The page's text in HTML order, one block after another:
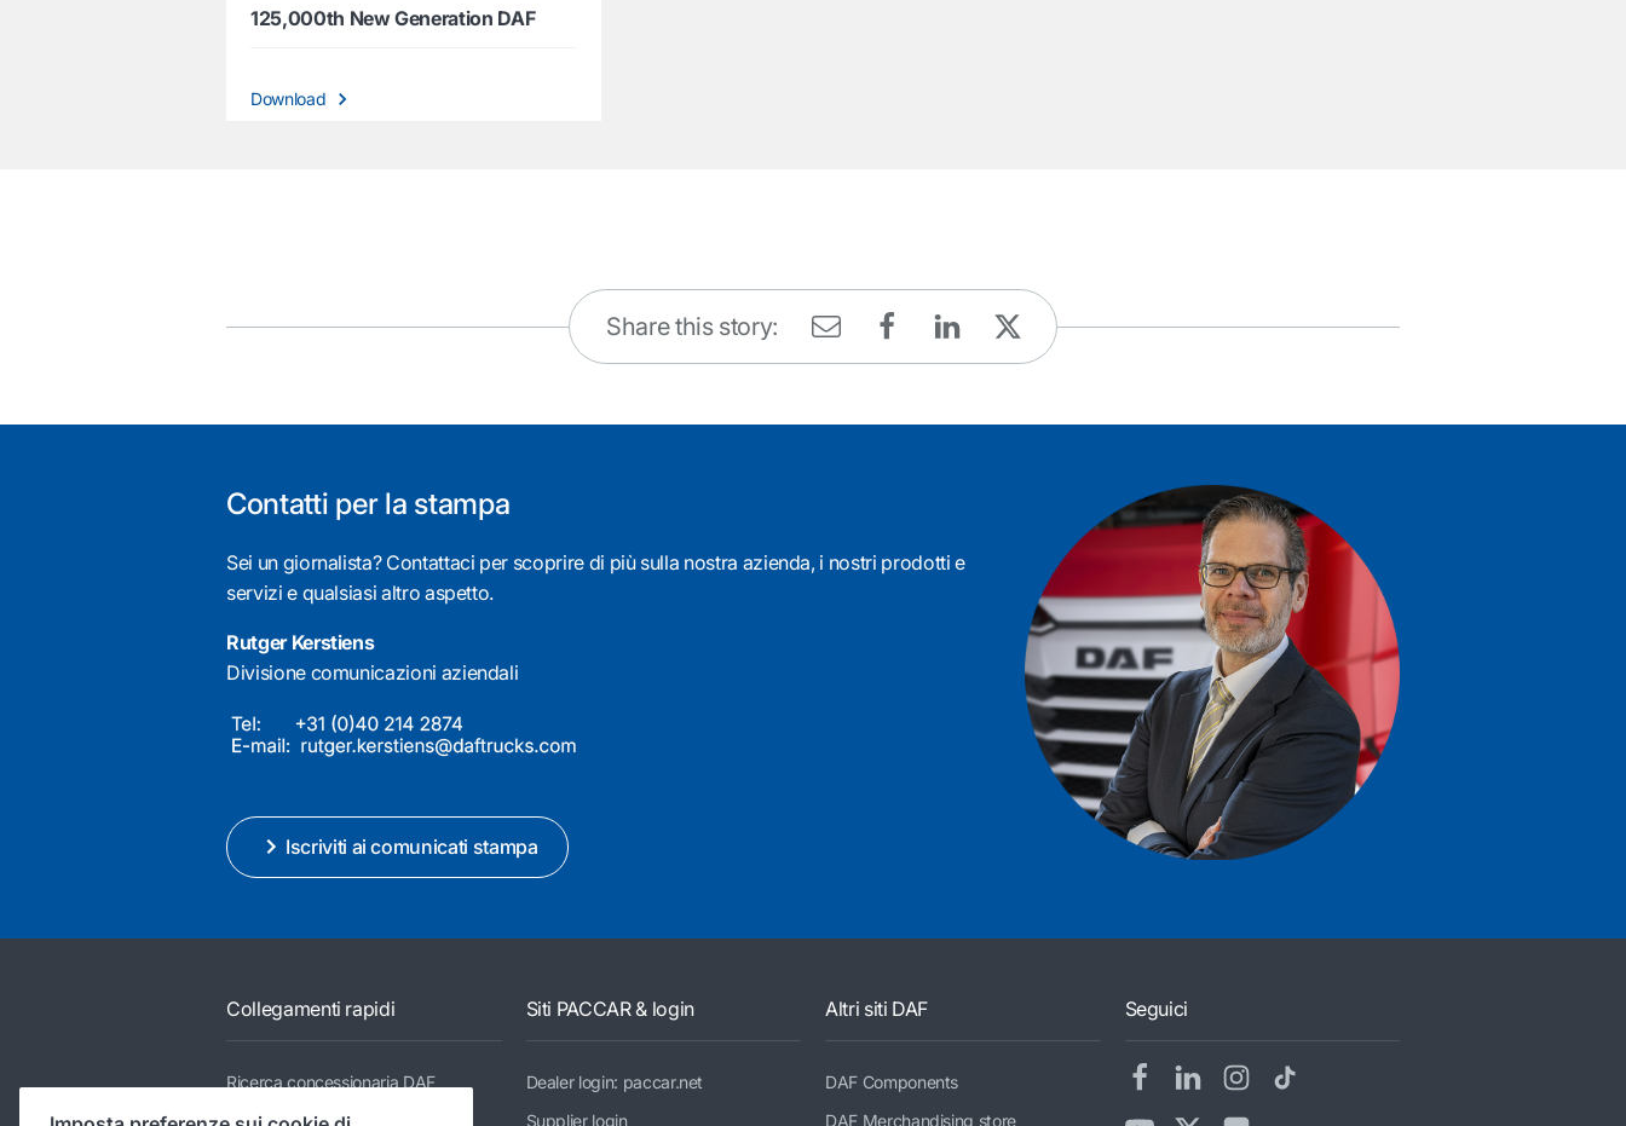
125,000th New Generation DAF
Download
Share this story:
Contatti per la stampa
Sei un giornalista? Contattaci per scoprire di più sulla nostra azienda, i nostri prodotti e
servizi e qualsiasi altro aspetto.
Rutger Kerstiens
Divisione comunicazioni aziendali
Iscriviti ai comunicati stampa
Collegamenti rapidi
Ricerca concessionaria DAF
Gamma dei modelli
Siti PACCAR & login
Dealer login: paccar.net
Supplier login
Altri siti DAF
DAF Components
DAF Merchandising store
Seguici